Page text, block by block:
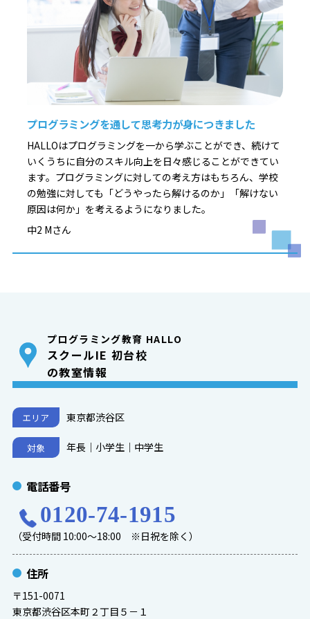
プログラミングを通して思考力が身につきました
HALLOはプログラミングを一から学ぶことができ、続けて
いくうちに自分のスキル向上を日々感じることができてい
ます。プログラミングに対しての考え方はもちろん、学校
の勉強に対しても「どうやったら解けるのか」「解けない
原因は何か」を考えるようになりました。
中2 Mさん
プログラミング教育 HALLO
スクールIE 初台校
の教室情報
エリア 東京都渋谷区
対象 年長｜小学生｜中学生
電話番号
0120-74-1915
（受付時間 10:00～18:00 ※日祝を除く）
住所
〒151-0071
東京都渋谷区本町２丁目５－１